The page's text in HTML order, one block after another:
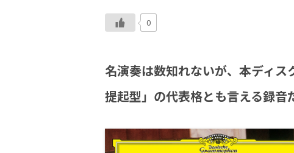
0
名演奏は数知れないが、本ディ
提起型」の代表格とも言える録音